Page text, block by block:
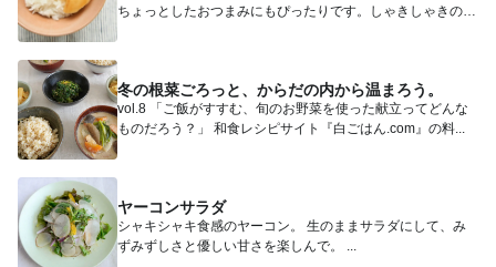
ちょっとしたおつまみにもぴったりです。しゃきしゃきの食
感がたま...
冬の根菜ごろっと、からだの内から温まろう。
vol.8 「ご飯がすすむ、旬のお野菜を使った献立ってどんな
ものだろう？」 和食レシピサイト『白ごはん.com』の料...
ヤーコンサラダ
シャキシャキ食感のヤーコン。 生のままサラダにして、み
ずみずしさと優しい甘さを楽しんで。 ...